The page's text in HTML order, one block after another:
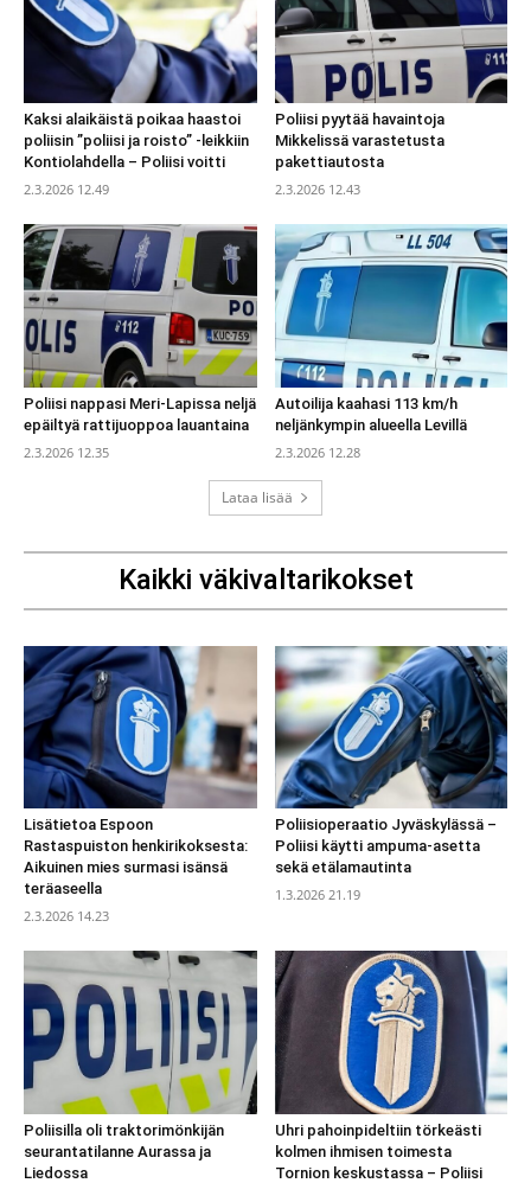
Kaksi alaikäistä poikaa haastoi
poliisin ”poliisi ja roisto” -leikkiin
Kontiolahdella – Poliisi voitti
2.3.2026 12.49
Poliisi pyytää havaintoja
Mikkelissä varastetusta
pakettiautosta
2.3.2026 12.43
Poliisi nappasi Meri-Lapissa neljä
epäiltyä rattijuoppoa lauantaina
2.3.2026 12.35
Autoilija kaahasi 113 km/h
neljänkympin alueella Levillä
2.3.2026 12.28
Lataa lisää
Kaikki väkivaltarikokset
Lisätietoa Espoon
Rastaspuiston henkirikoksesta:
Aikuinen mies surmasi isänsä
teräaseella
2.3.2026 14.23
Poliisioperaatio Jyväskylässä –
Poliisi käytti ampuma-asetta
sekä etälamautinta
1.3.2026 21.19
Poliisilla oli traktorimönkijän
seurantatilanne Aurassa ja
Liedossa
Uhri pahoinpideltiin törkeästi
kolmen ihmisen toimesta
Tornion keskustassa – Poliisi